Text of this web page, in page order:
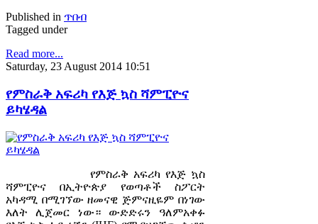
Published in ጥበብ
Tagged under
Read more...
Saturday, 23 August 2014 10:51
የምስራቅ አፍሪካ የእጅ ኳስ ሻምፒዮና
ይካሄዳል
የምስራቅ አፍሪካ የእጅ ኳስ
ሻምፒዮና በኢትዮጵያ የወጣቶች ስፖርት
አካዳሚ በሚገኘው ዘመናዊ ጅምናዚዬም በነገው
እለት ሊጀመር ነው። ውድድሩን ዓለምአቀፉ